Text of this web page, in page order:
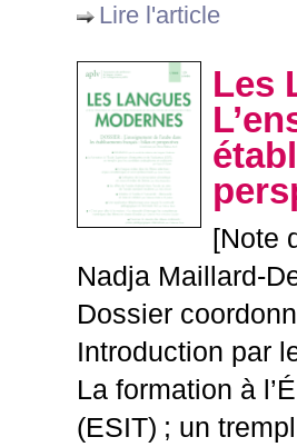
Lire l'article
Les
[Note
Nadja Maillard-
Dossier
Introduction par
La formation à
(ESIT) ; un